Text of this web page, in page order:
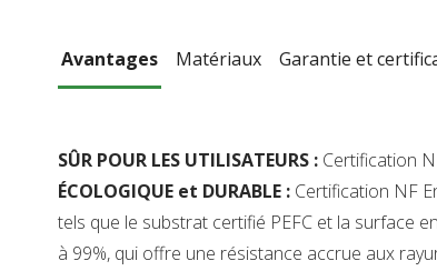
Avantages Matériaux Garantie et
SÛR POUR LES UTILISATEURS : Certification
ÉCOLOGIQUE et DURABLE : Certification NF
tels que le substrat certifié PEFC et la surface
à 99%, qui offre une résistance accrue aux